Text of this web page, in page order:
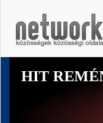
HIT